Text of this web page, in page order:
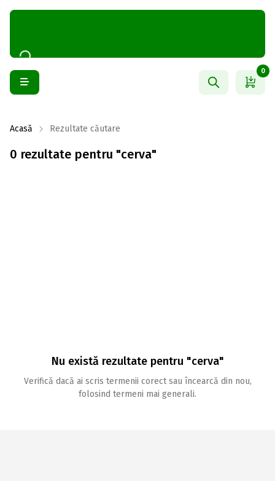
0
Acasă Rezultate căutare
0 rezultate pentru "cerva"
Nu există rezultate pentru "cerva"
Verifică dacă ai scris termenii corect sau încearcă din nou,
folosind termeni mai generali.